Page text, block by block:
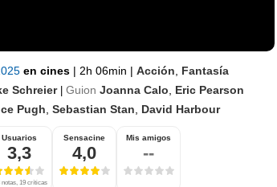
en cines | 2h 06min | Acción
Fantasía
Schreier | Guion Joanna Calo
Eric Pearson
Pugh Sebastian Stan David Harbour
Usuarios
3,3
notas, 19 críticas
Sensacine
4,0
Mis amigos
--